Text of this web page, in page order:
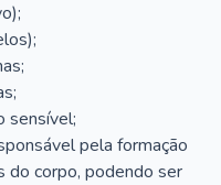
sensível;
pela formação
do corpo, podendo ser